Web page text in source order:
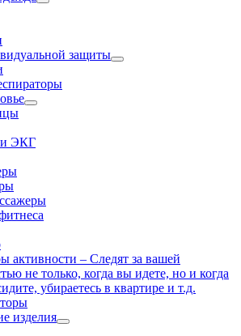
защиты
ЭКГ
активности – Следят за вашей
не только, когда вы идете, но и когда
убираетесь в квартире и т.д.
изделия